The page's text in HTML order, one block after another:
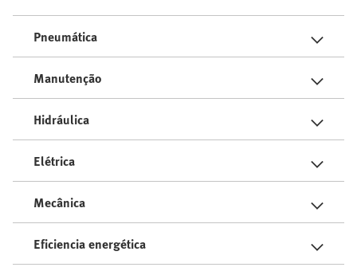
Pneumática
Manutenção
Hidráulica
Elétrica
Mecânica
Eficiencia energética